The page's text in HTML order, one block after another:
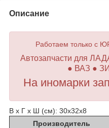
Описание
Работаем только с
Автозапчасти для
● ВАЗ ●
На иномарки
В х Г х Ш (см): 30х32х8
Производитель